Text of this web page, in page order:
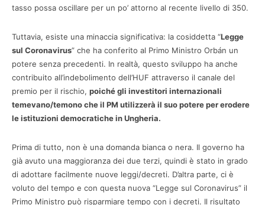
tasso possa oscillare per un po’ attorno al recente livello di 350.
Tuttavia, esiste una minaccia significativa: la cosiddetta “Legge
sul Coronavirus” che ha conferito al Primo Ministro Orbán un
potere senza precedenti. In realtà, questo sviluppo ha anche
contribuito all’indebolimento dell’HUF attraverso il canale del
premio per il rischio, poiché gli investitori internazionali
temevano/temono che il PM utilizzerà il suo potere per erodere
le istituzioni democratiche in Ungheria.
Prima di tutto, non è una domanda bianca o nera. Il governo ha
già avuto una maggioranza dei due terzi, quindi è stato in grado
di adottare facilmente nuove leggi/decreti. D’altra parte, ci è
voluto del tempo e con questa nuova “Legge sul Coronavirus” il
Primo Ministro può risparmiare tempo con i decreti. Il risultato